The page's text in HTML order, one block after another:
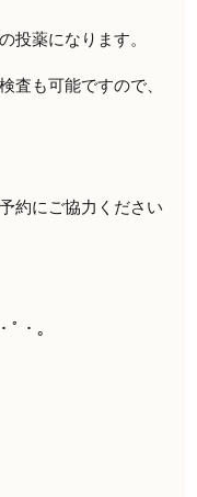
投薬になります。
査も可能ですので、
約にご協力ください
・。